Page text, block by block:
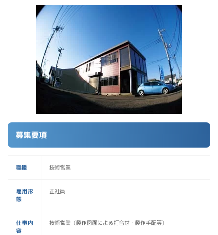
募集要項
職種 技術営業
雇用形
態
正社員
仕事内
容
技術営業（製作図面による打合せ・製作手配等）